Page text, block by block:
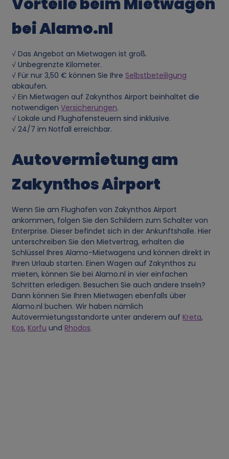
bei Alamo.nl
√ Das Angebot an Mietwagen ist groß.
√ Unbegrenzte Kilometer.
√ Für nur 3,50 € können Sie Ihre Selbstbeteiligung
abkaufen.
√ Ein Mietwagen auf Zakynthos Airport beinhaltet die
notwendigenVersicherungen.
√ Lokale und Flughafensteuern sind inklusive.
√ 24/7 im Notfall erreichbar.
Autovermietung am
Zakynthos Airport
Wenn Sie am Flughafen von Zakynthos Airport
ankommen, folgen Sie den Schildern zum Schalter von
Enterprise. Dieser befindet sich in der Ankunftshalle. Hier
unterschreiben Sie den Mietvertrag, erhalten die
Schlüssel Ihres Alamo-Mietwagens und können direkt in
Ihren Urlaub starten. Einen Wagen auf Zakynthos zu
mieten, können Sie bei Alamo.nl in vier einfachen
Schritten erledigen. Besuchen Sie auch andere Inseln?
Dann können Sie Ihren Mietwagen ebenfalls über
Alamo.nl buchen. Wir haben nämlich
Autovermietungsstandorte unter anderem auf Kreta,
Kos, Korfu und Rhodos.
n
u
n
g
o
n
p
e
r
s
o
n